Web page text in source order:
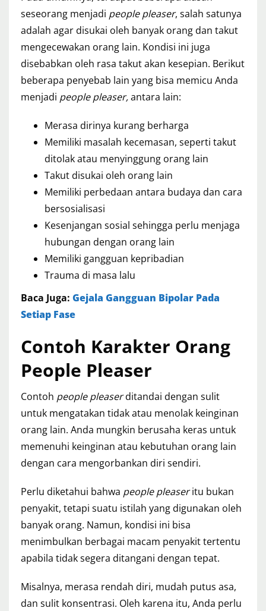
seseorang menjadi people pleaser, salah satunya
adalah agar disukai oleh banyak orang dan takut
mengecewakan orang lain. Kondisi ini juga
disebabkan oleh rasa takut akan kesepian. Berikut
beberapa penyebab lain yang bisa memicu Anda
menjadi people pleaser,antara lain:
Merasa dirinya kurang berharga
Memiliki masalah kecemasan, seperti takut
ditolak atau menyinggung orang lain
Takut disukai oleh orang lain
Memiliki perbedaan antara budaya dan cara
bersosialisasi
Kesenjangan sosial sehingga perlu menjaga
hubungan dengan orang lain
Memiliki gangguan kepribadian
Trauma di masa lalu
Baca Juga: Gejala Gangguan Bipolar Pada
Setiap Fase
Contoh Karakter Orang
People Pleaser
Contoh people pleaserditandai dengan sulit
untuk mengatakan tidak atau menolak keinginan
orang lain. Anda mungkin berusaha keras untuk
memenuhi keinginan atau kebutuhan orang lain
dengan cara mengorbankan diri sendiri.
Perlu diketahui bahwa people pleaseritu bukan
penyakit, tetapi suatu istilah yang digunakan oleh
banyak orang. Namun, kondisi ini bisa
menimbulkan berbagai macam penyakit tertentu
apabila tidak segera ditangani dengan tepat.
Misalnya, merasa rendah diri, mudah putus asa,
dan sulit konsentrasi. Oleh karena itu, Anda perlu